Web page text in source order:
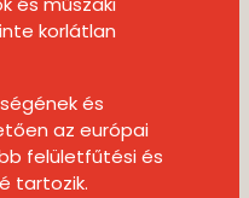
korlátlan
és
az európai
felületfűtési és
tartozik.